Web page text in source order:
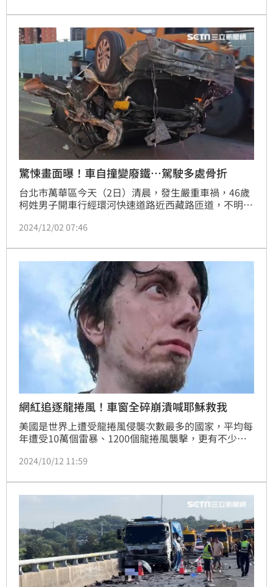
驚悚畫面曝！車自撞變廢鐵…駕駛多處骨折
台北市萬華區今天（2日）清晨，發生嚴重車禍，46歲
柯姓男子開車行經環河快速道路近西藏路匝道，不明原
朝天。柯男雖意識清楚，但全身多處骨折、擦挫傷，緊
2024/12/02 07:46
網紅追逐龍捲風！車窗全碎崩潰喊耶穌救我
美國是世界上遭受龍捲風侵襲次數最多的國家，平均每
年遭受10萬個雷暴、1200個龍捲風襲擊，更有不少人
為「追風者」。不過，就有一名網紅與3名友人開車追
崩潰大喊「耶穌救救我」，驚悚過程全被記錄下來。
2024/10/12 11:59